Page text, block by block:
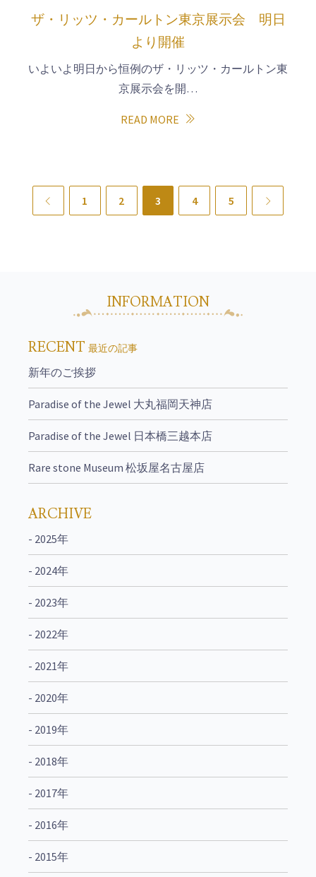
ザ・リッツ・カールトン東京展示会 明日
より開催
いよいよ明日から恒例のザ・リッツ・カールトン東
京展示会を開…
READ MORE
Previous
1 2 3 4 5
INFORMATION
RECENT 最近の記事
新年のご挨拶
Paradise of the Jewel 大丸福岡天神店
Paradise of the Jewel 日本橋三越本店
Rare stone Museum 松坂屋名古屋店
ARCHIVE
- 2025年
- 2024年
- 2023年
- 2022年
- 2021年
- 2020年
- 2019年
- 2018年
- 2017年
- 2016年
- 2015年